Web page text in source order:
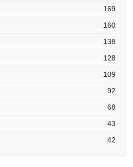
169
160
138
128
109
92
68
43
42